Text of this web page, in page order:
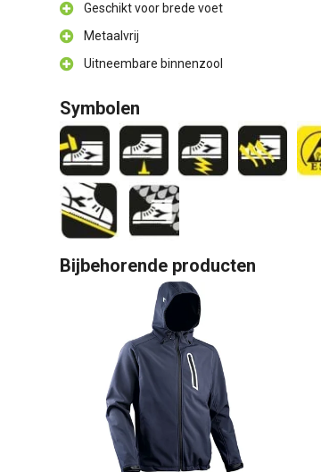
Geschikt voor brede voet
Metaalvrij
Uitneembare binnenzool
Symbolen
Bijbehorende producten